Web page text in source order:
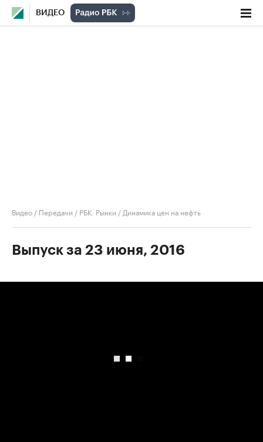
ВИДЕО
Видео / Передачи / РБК. Рынки / Динамика цен на нефть
Выпуск за 23 июня, 2016